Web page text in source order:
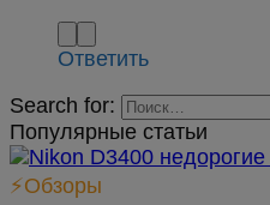
Ответить
Search for:
Популярные статьи
⚡Обзоры